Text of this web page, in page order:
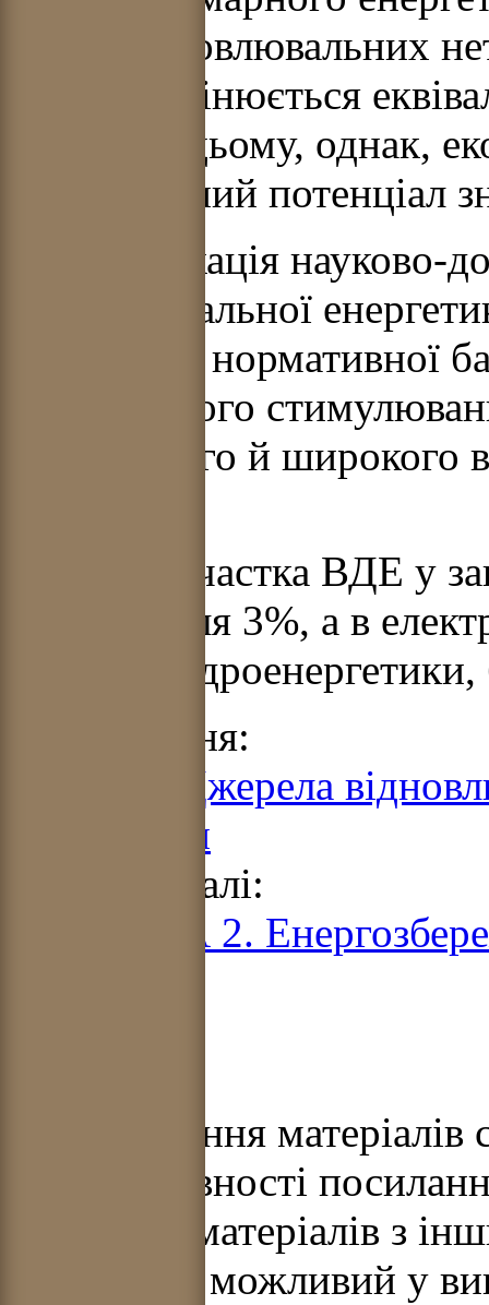
видів відновлювальних
Україні оцінюється
3.2). При цьому, однак,
енергетичний потенціал
Інтенсифікація науково-
відновлювальної
правової й нормативної
економічного
ефективного й широкого
В Україні частка ВДЕ у
складає біля 3%, а в
рахунок
Попередня:
Розділ 2. Джерела
енергетики
Читати далі:
ЧАСТИНА 2.
Використання матеріалів
умови наявності
Передрук матеріалів з
партнерів) можливий у